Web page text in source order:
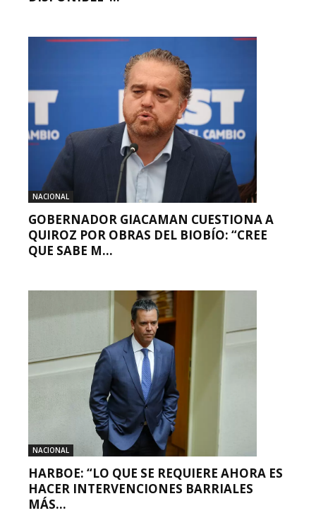
NACIONAL
GOBERNADOR GIACAMAN CUESTIONA A
QUIROZ POR OBRAS DEL BIOBÍO: “CREE
QUE SABE M...
NACIONAL
HARBOE: “LO QUE SE REQUIERE AHORA ES
HACER INTERVENCIONES BARRIALES
MÁS...